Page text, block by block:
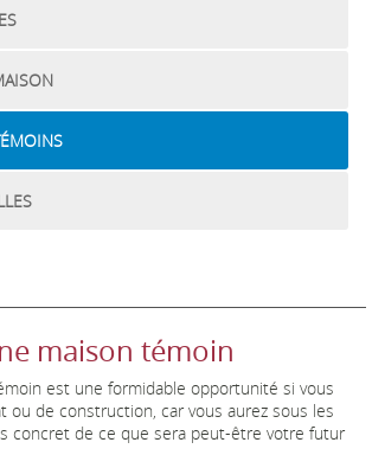
maison témoin
est une formidable opportunité si vous
ou de construction, car vous aurez sous les
concret de ce que sera peut-être votre futur